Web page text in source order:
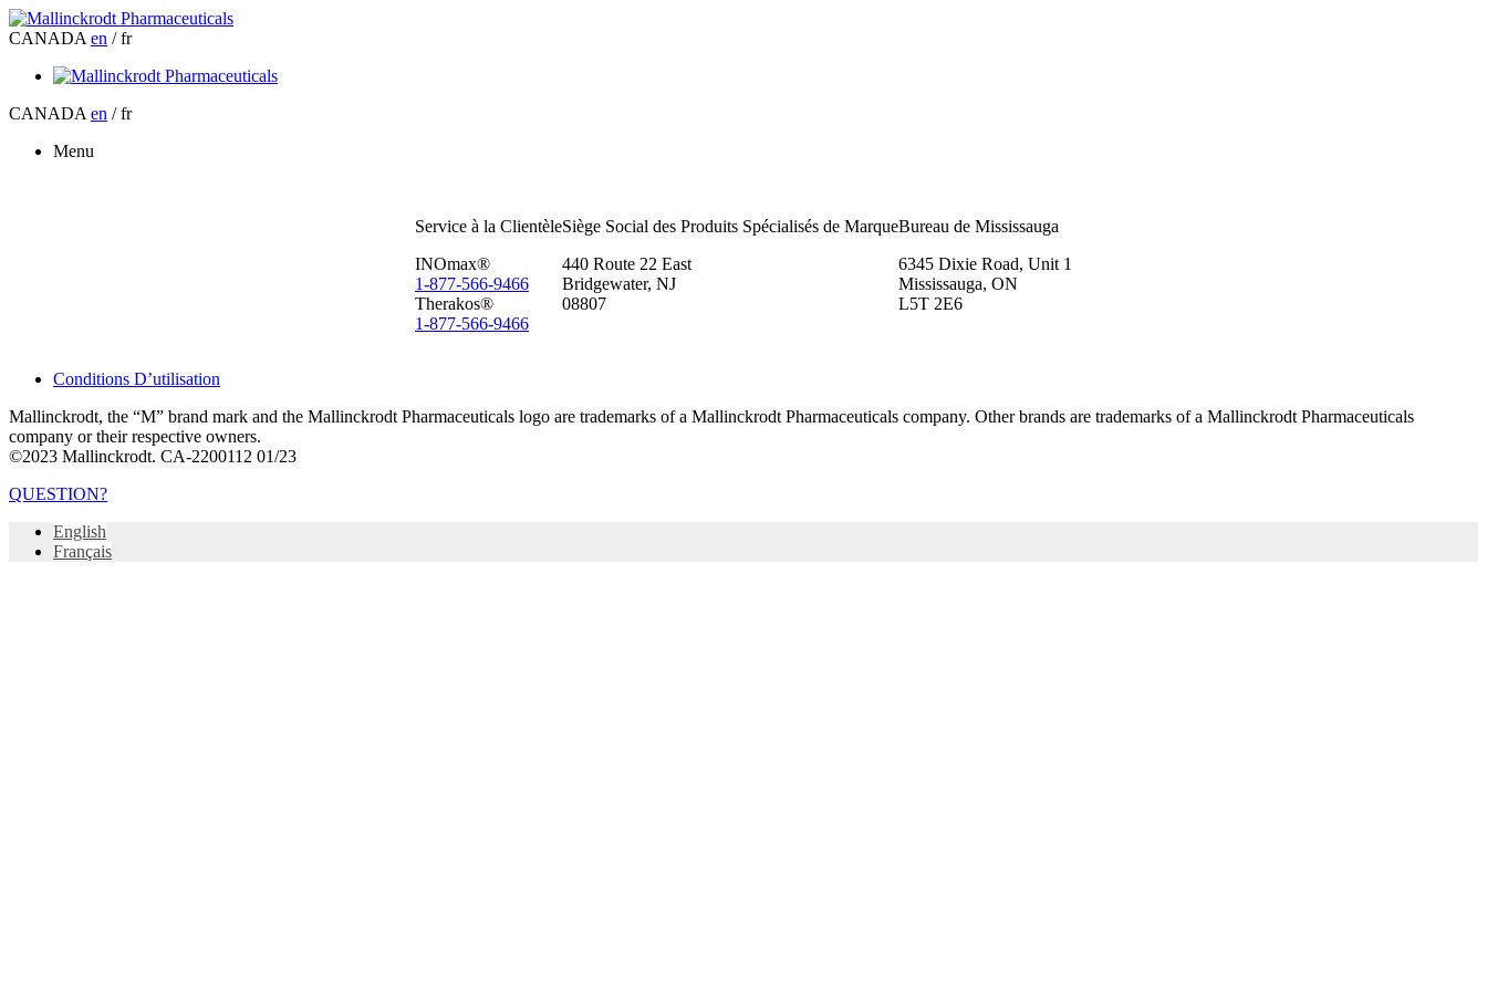
CANADA en / fr
CANADA en / fr
Menu
Service à la Clientèle
INOmax®
1-877-566-9466
Therakos®
1-877-566-9466
Siège Social des Produits Spécialisés de Marque
440 Route 22 East
Bridgewater, NJ
08807
Bureau de Mississauga
6345 Dixie Road, Unit 1
Mississauga, ON
L5T 2E6
Conditions D’utilisation
Mallinckrodt, the “M” brand mark and the Mallinckrodt Pharmaceuticals logo are trademarks of a Mallinckrodt Pharmaceuticals company. Other brands are trademarks of a Mallinckrodt Pharmaceuticals
company or their respective owners.
©2023 Mallinckrodt. CA-2200112 01/23
QUESTION?
English
Français